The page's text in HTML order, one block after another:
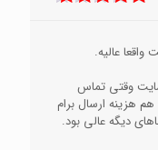
عالیه.
وقتی تماس
هزینه ارسال برام
دیگه عالی بود.